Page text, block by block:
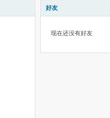
好友
现在还没有好友